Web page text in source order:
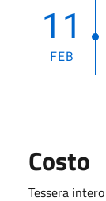
11
FEB
Costo
Tessera